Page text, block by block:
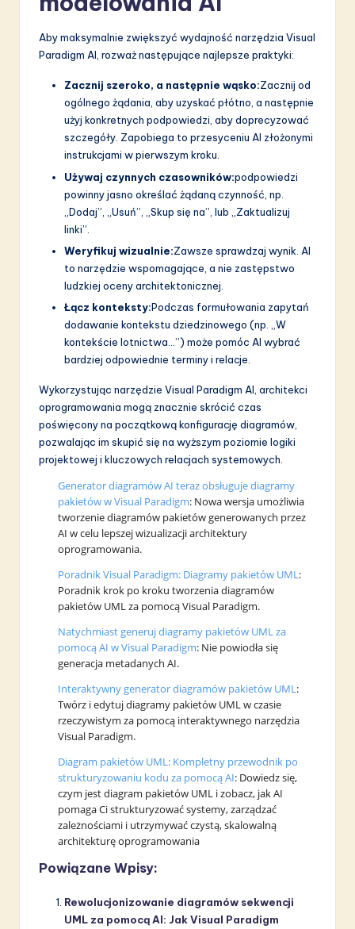
Aby maksymalnie zwiększyć wydajność narzędzia Visual
Paradigm AI, rozważ następujące najlepsze praktyki:
Zacznij szeroko, a następnie wąsko:Zacznij od
ogólnego żądania, aby uzyskać płótno, a następnie
użyj konkretnych podpowiedzi, aby doprecyzować
szczegóły. Zapobiega to przesyceniu AI złożonymi
instrukcjami w pierwszym kroku.
Używaj czynnych czasowników:podpowiedzi
powinny jasno określać żądaną czynność, np.
„Dodaj”, „Usuń”, „Skup się na”, lub „Zaktualizuj
linki”.
Weryfikuj wizualnie:Zawsze sprawdzaj wynik. AI
to narzędzie wspomagające, a nie zastępstwo
ludzkiej oceny architektonicznej.
Łącz konteksty:Podczas formułowania zapytań
dodawanie kontekstu dziedzinowego (np. „W
kontekście lotnictwa…”) może pomóc AI wybrać
bardziej odpowiednie terminy i relacje.
Wykorzystując narzędzie Visual Paradigm AI, architekci
oprogramowania mogą znacznie skrócić czas
poświęcony na początkową konfigurację diagramów,
pozwalając im skupić się na wyższym poziomie logiki
projektowej i kluczowych relacjach systemowych.
Generator diagramów AI teraz obsługuje diagramy
pakietów w Visual Paradigm: Nowa wersja umożliwia
tworzenie diagramów pakietów generowanych przez
AI w celu lepszej wizualizacji architektury
oprogramowania.
Poradnik Visual Paradigm: Diagramy pakietów UML:
Poradnik krok po kroku tworzenia diagramów
pakietów UML za pomocą Visual Paradigm.
Natychmiast generuj diagramy pakietów UML za
pomocą AI w Visual Paradigm: Nie powiodła się
generacja metadanych AI.
Interaktywny generator diagramów pakietów UML:
Twórz i edytuj diagramy pakietów UML w czasie
rzeczywistym za pomocą interaktywnego narzędzia
Visual Paradigm.
Diagram pakietów UML: Kompletny przewodnik po
strukturyzowaniu kodu za pomocą AI: Dowiedz się,
czym jest diagram pakietów UML i zobacz, jak AI
pomaga Ci strukturyzować systemy, zarządzać
zależnościami i utrzymywać czystą, skalowalną
architekturę oprogramowania
Powiązane Wpisy:
Rewolucjonizowanie diagramów sekwencji
UML za pomocą AI: Jak Visual Paradigm